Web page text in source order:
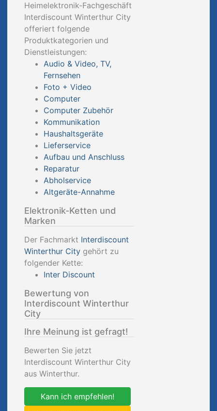
Heimelektronik-Fachgeschäft
Interdiscount Winterthur City
offeriert folgende
Produktkategorien und
Dienstleistungen:
Audio & Video, TV,
Fernsehen
Foto + Video
Computer
Computer Zubehör
Kommunikation
Haushaltsgeräte
Lieferservice
Aufbau und Anschluss
Reparatur
Abholservice
Altgeräte-Annahme
Elektronik-Ketten und
Marken
Der Fachmarkt Interdiscount
Winterthur City gehört zu
folgender Kette:
Inter Discount
Bewertung von
Interdiscount Winterthur
City
Ihre Meinung ist gefragt!
Bewerten Sie jetzt
Interdiscount Winterthur City
aus Winterthur.
Kann ich empfehlen!